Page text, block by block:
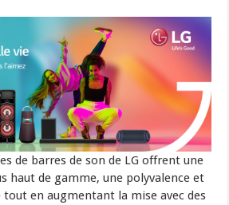
de barres de son de LG offrent une
haut de gamme, une polyvalence et
en augmentant la mise avec des